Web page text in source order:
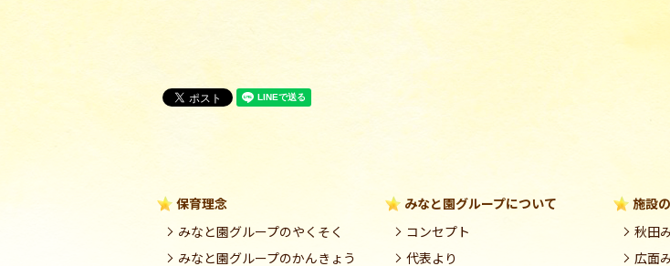
保育理念
みなと園グループのやくそく
みなと園グループのかんきょう
みなと園グループについて
コンセプト
代表より
施設
秋田
広面